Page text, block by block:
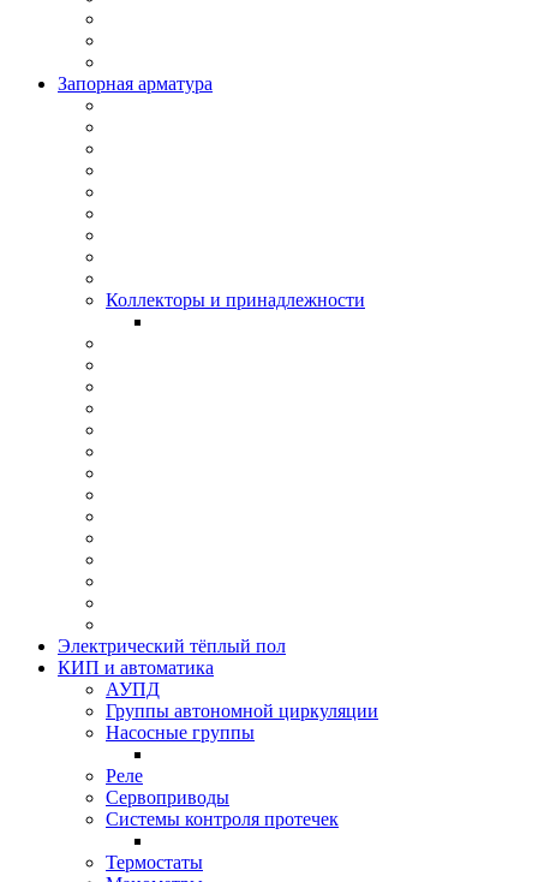
Запорная арматура
Коллекторы и принадлежности
Электрический тёплый пол
КИП и автоматика
АУПД
Группы автономной циркуляции
Насосные группы
Реле
Сервоприводы
Системы контроля протeчек
Термостаты